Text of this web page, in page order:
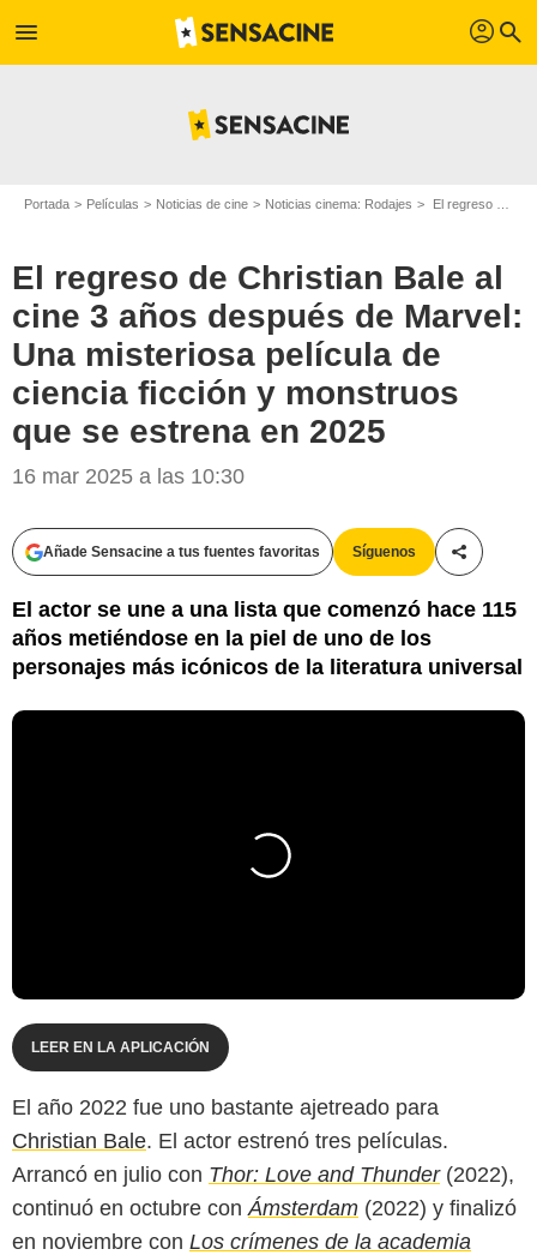
menu profil search
Portada Películas Noticias de cine Noticias cinema: Rodajes El regreso de Christian Bale al cine 3 años después de Marvel: Una misteriosa película de ciencia ficción y monstruos que se estrena en 2025
El regreso de Christian Bale al
cine 3 años después de Marvel:
Una misteriosa película de
ciencia ficción y monstruos
que se estrena en 2025
16 mar 2025 a las 10:30
Añade Sensacine a tus fuentes favoritas Síguenos
El actor se une a una lista que comenzó hace 115
años metiéndose en la piel de uno de los
personajes más icónicos de la literatura universal
LEER EN LA APLICACIÓN
El año 2022 fue uno bastante ajetreado para
Christian Bale. El actor estrenó tres películas.
Arrancó en julio con Thor: Love and Thunder(2022),
continuó en octubre con Ámsterdam (2022) y finalizó
en noviembre con Los crímenes de la academia